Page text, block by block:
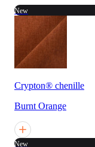
New
Crypton® chenille
Burnt Orange
New